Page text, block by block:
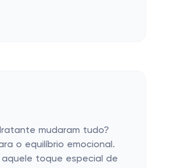
mudaram tudo?
o equilíbrio emocional.
aquele toque especial de